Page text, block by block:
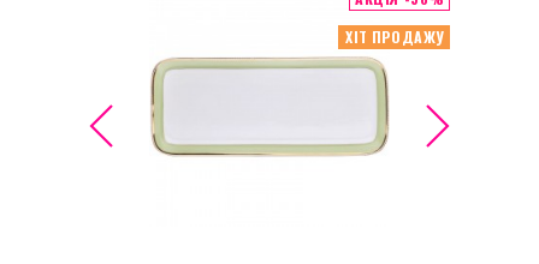
ХІТ ПРОДАЖУ